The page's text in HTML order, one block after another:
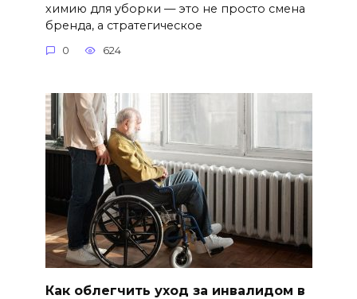
химию для уборки — это не просто смена
бренда, а стратегическое
0 624
Как облегчить уход за инвалидом в